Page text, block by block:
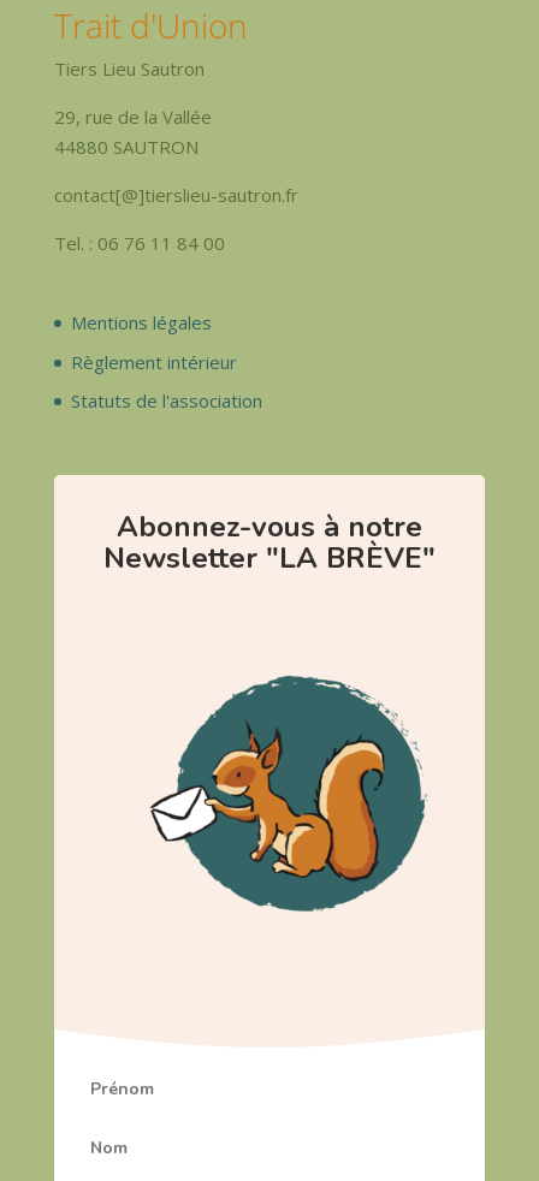
Trait d'Union
Tiers Lieu Sautron
29, rue de la Vallée
44880 SAUTRON
contact[@]tierslieu-sautron.fr
Tel. : 06 76 11 84 00
Mentions légales
Règlement intérieur
Statuts de l'association
Abonnez-vous à notre
Newsletter "LA BRÈVE"